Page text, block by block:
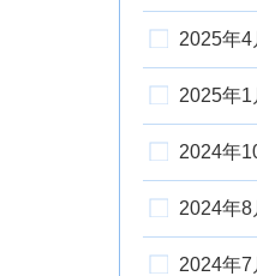
2025年4
2025年1
2024年
2024年8
2024年7